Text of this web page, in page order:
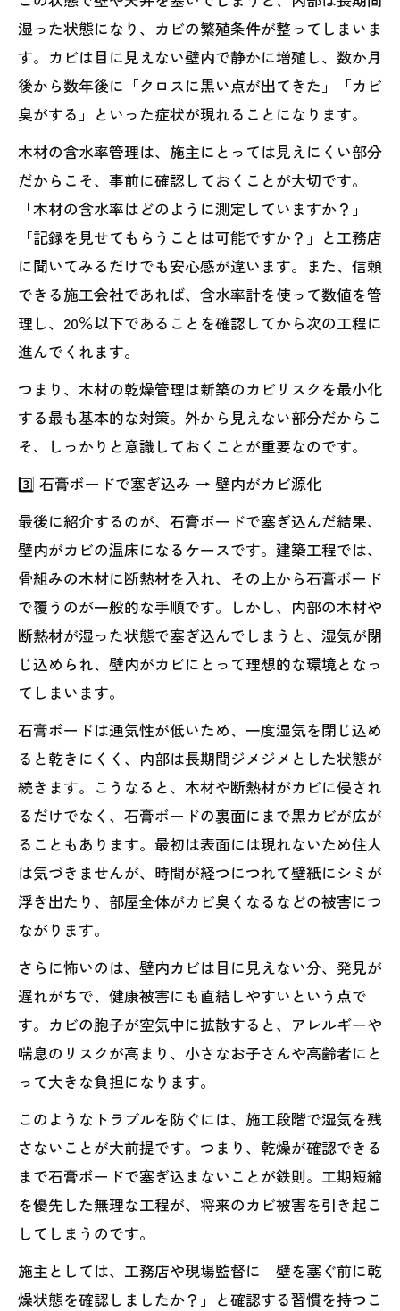
湿った状態になり、カビの繁殖条件が整ってしまいま
す。カビは目に見えない壁内で静かに増殖し、数か月
後から数年後に「クロスに黒い点が出てきた」「カビ
臭がする」といった症状が現れることになります。
木材の含水率管理は、施主にとっては見えにくい部分
だからこそ、事前に確認しておくことが大切です。
「木材の含水率はどのように測定していますか？」
「記録を見せてもらうことは可能ですか？」と工務店
に聞いてみるだけでも安心感が違います。また、信頼
できる施工会社であれば、含水率計を使って数値を管
理し、20％以下であることを確認してから次の工程に
進んでくれます。
つまり、木材の乾燥管理は新築のカビリスクを最小化
する最も基本的な対策。外から見えない部分だからこ
そ、しっかりと意識しておくことが重要なのです。
3️⃣ 石膏ボードで塞ぎ込み → 壁内がカビ源化
最後に紹介するのが、石膏ボードで塞ぎ込んだ結果、
壁内がカビの温床になるケースです。建築工程では、
骨組みの木材に断熱材を入れ、その上から石膏ボード
で覆うのが一般的な手順です。しかし、内部の木材や
断熱材が湿った状態で塞ぎ込んでしまうと、湿気が閉
じ込められ、壁内がカビにとって理想的な環境となっ
てしまいます。
石膏ボードは通気性が低いため、一度湿気を閉じ込め
ると乾きにくく、内部は長期間ジメジメとした状態が
続きます。こうなると、木材や断熱材がカビに侵され
るだけでなく、石膏ボードの裏面にまで黒カビが広が
ることもあります。最初は表面には現れないため住人
は気づきませんが、時間が経つにつれて壁紙にシミが
浮き出たり、部屋全体がカビ臭くなるなどの被害につ
ながります。
さらに怖いのは、壁内カビは目に見えない分、発見が
遅れがちで、健康被害にも直結しやすいという点で
す。カビの胞子が空気中に拡散すると、アレルギーや
喘息のリスクが高まり、小さなお子さんや高齢者にと
って大きな負担になります。
このようなトラブルを防ぐには、施工段階で湿気を残
さないことが大前提です。つまり、乾燥が確認できる
まで石膏ボードで塞ぎ込まないことが鉄則。工期短縮
を優先した無理な工程が、将来のカビ被害を引き起こ
してしまうのです。
施主としては、工務店や現場監督に「壁を塞ぐ前に乾
燥状態を確認しましたか？」と確認する習慣を持つこ